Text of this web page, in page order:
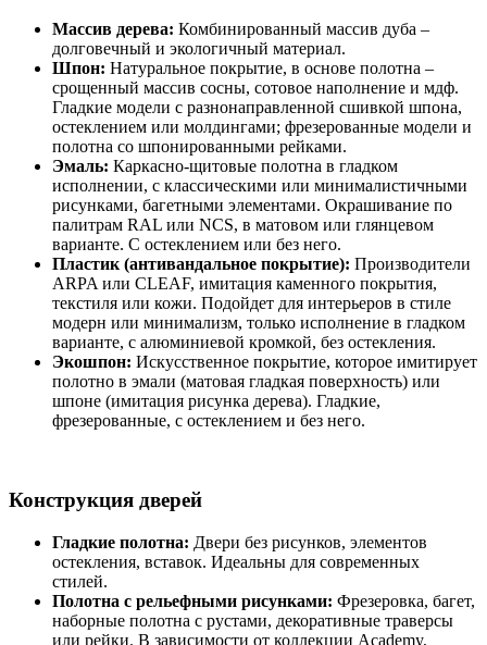
Массив дерева: Комбинированный массив дуба –
долговечный и экологичный материал.
Шпон: Натуральное покрытие, в основе полотна –
срощенный массив сосны, сотовое наполнение и мдф.
Гладкие модели с разнонаправленной сшивкой шпона,
остеклением или молдингами; фрезерованные модели и
полотна со шпонированными рейками.
Эмаль: Каркасно-щитовые полотна в гладком
исполнении, с классическими или минималистичными
рисунками, багетными элементами. Окрашивание по
палитрам RAL или NCS, в матовом или глянцевом
варианте. С остеклением или без него.
Пластик (антивандальное покрытие): Производители
ARPA или CLEAF, имитация каменного покрытия,
текстиля или кожи. Подойдет для интерьеров в стиле
модерн или минимализм, только исполнение в гладком
варианте, с алюминиевой кромкой, без остекления.
Экошпон: Искусственное покрытие, которое имитирует
полотно в эмали (матовая гладкая поверхность) или
шпоне (имитация рисунка дерева). Гладкие,
фрезерованные, с остеклением и без него.
Конструкция дверей
Гладкие полотна: Двери без рисунков, элементов
остекления, вставок. Идеальны для современных
стилей.
Полотна с рельефными рисунками: Фрезеровка, багет,
наборные полотна с рустами, декоративные траверсы
или рейки. В зависимости от коллекции Academy,